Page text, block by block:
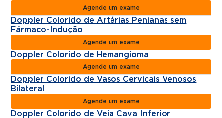
Agende um exame
Doppler Colorido de Artérias Penianas sem
Fármaco-Indução
Agende um exame
Doppler Colorido de Hemangioma
Agende um exame
Doppler Colorido de Vasos Cervicais Venosos
Bilateral
Agende um exame
Doppler Colorido de Veia Cava Inferior